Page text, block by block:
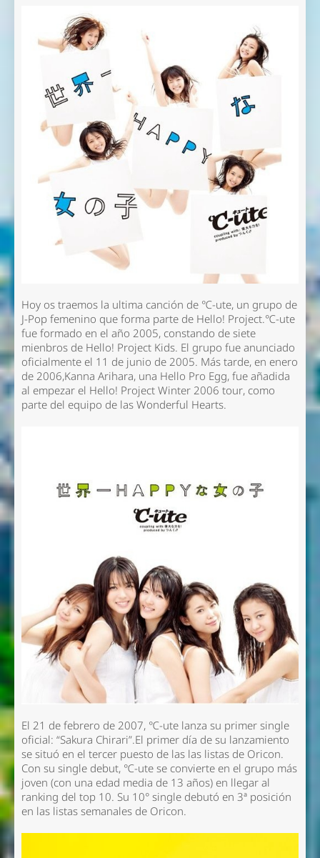
Hoy os traemos la ultima canción de ℃-ute, un grupo de
J-Pop femenino que forma parte de Hello! Project.℃-ute
fue formado en el año 2005, constando de siete
mienbros de Hello! Project Kids. El grupo fue anunciado
oficialmente el 11 de junio de 2005. Más tarde, en enero
de 2006,Kanna Arihara, una Hello Pro Egg, fue añadida
al empezar el Hello! Project Winter 2006 tour, como
parte del equipo de las Wonderful Hearts.
El 21 de febrero de 2007, ℃-ute lanza su primer single
oficial: “Sakura Chirari”.El primer día de su lanzamiento
se situó en el tercer puesto de las las listas de Oricon.
Con su single debut, ℃-ute se convierte en el grupo más
joven (con una edad media de 13 años) en llegar al
ranking del top 10. Su 10° single debutó en 3ª posición
en las listas semanales de Oricon.